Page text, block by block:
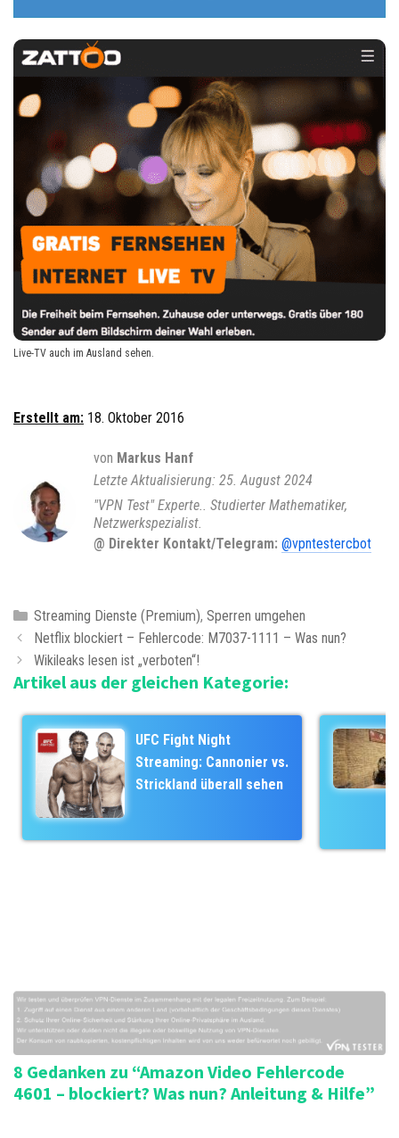
Live-TV auch im Ausland sehen.
Erstellt am: 18. Oktober 2016
von Markus Hanf
25. August 2024
"VPN Test" Experte.. Studierter Mathematiker,
Netzwerkspezialist.
@ Direkter Kontakt/Telegram: @vpntestercbot
K
a
t
e
o
r
n
Streaming Dienste (Premium), Sperren umgehen
B
e
i
N
i
o
n
Netflix blockiert – Fehlercode: M7037-1111 – Was nun?
Wikileaks lesen ist „verboten“!
Artikel aus der gleichen Kategorie:
UFC Fight Night
Streaming: Cannonier vs.
Strickland überall sehen
8 Gedanken zu “Amazon Video Fehlercode
4601 – blockiert? Was nun? Anleitung & Hilfe”